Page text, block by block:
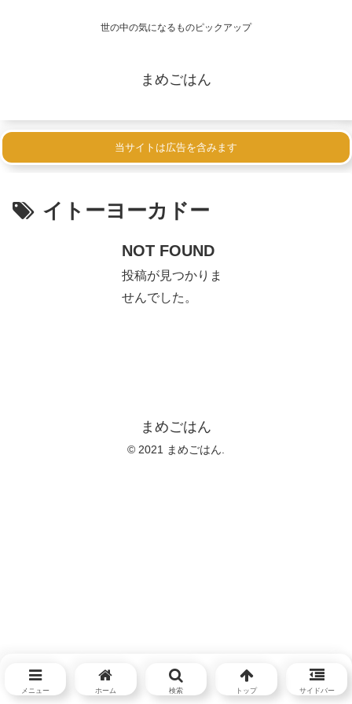
世の中の気になるものピックアップ
まめごはん
当サイトは広告を含みます
イトーヨーカドー
NOT FOUND
投稿が見つかりま
せんでした。
まめごはん
© 2021 まめごはん.
メニュー ホーム 検索 トップ サイドバー